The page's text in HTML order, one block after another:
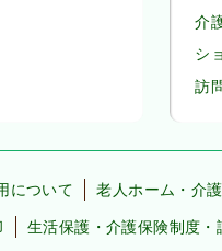
介
シ
訪
について 老人ホーム・介
生活保護・介護保険制度・